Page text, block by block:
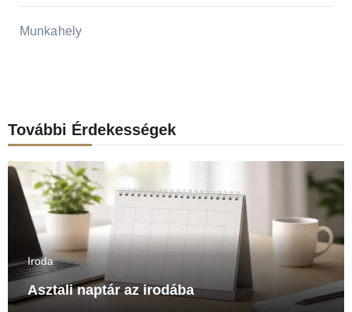
Munkahely
További Érdekességek
Iroda
Asztali naptár az irodába